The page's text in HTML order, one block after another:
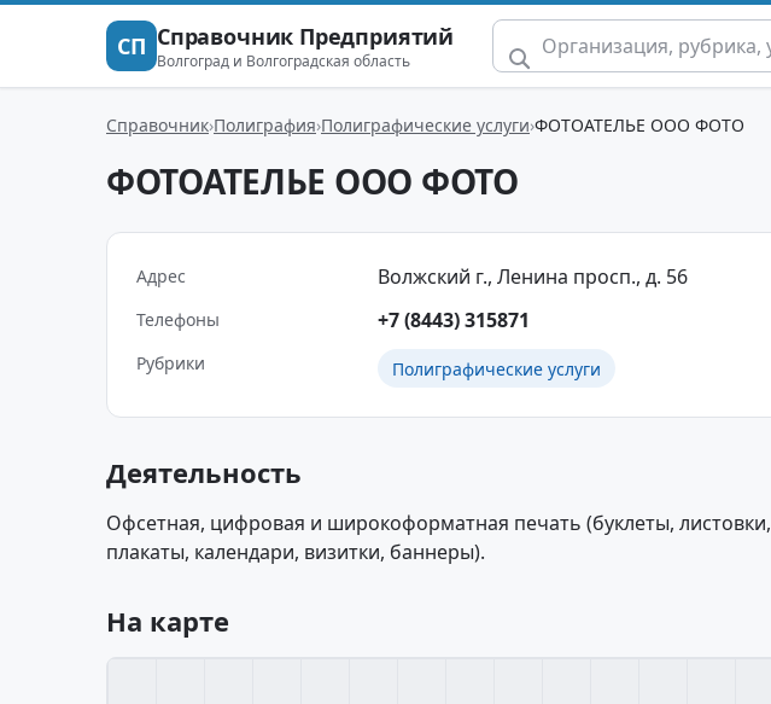
СП Справочник Предприятий
Волгоград и Волгоградская область
Справочник Полиграфия Полиграфические услуги ФОТОАТЕЛЬЕ ООО ФОТО
ФОТОАТЕЛЬЕ ООО ФОТО
Адрес Волжский г., Ленина просп., д. 56
Телефоны +7 (8443) 315871
Рубрики Полиграфические услуги
Деятельность
Офсетная, цифровая и широкоформатная печать (буклеты, листовки,
плакаты, календари, визитки, баннеры).
На карте